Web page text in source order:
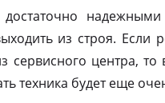
из строя. Если
сервисного центра, то
техника будет еще